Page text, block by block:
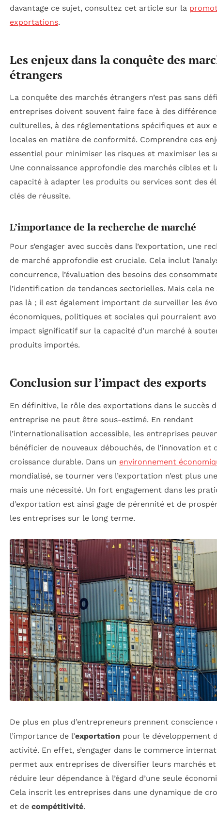
davantage ce sujet, consultez cet article sur la
exportations.
Les enjeux dans la conquête des
étrangers
La conquête des marchés étrangers n’est pas sans
entreprises doivent souvent faire face à des
culturelles, à des réglementations spécifiques et aux
locales en matière de conformité. Comprendre ces
essentiel pour minimiser les risques et maximiser les
Une connaissance approfondie des marchés cibles et
capacité à adapter les produits ou services sont des
clés de réussite.
L’importance de la recherche de marché
Pour s’engager avec succès dans l’exportation, une
de marché approfondie est cruciale. Cela inclut
concurrence, l’évaluation des besoins des
l’identification de tendances sectorielles. Mais cela ne
pas là ; il est également important de surveiller les
économiques, politiques et sociales qui pourraient
impact significatif sur la capacité d’un marché à
produits importés.
Conclusion sur l’impact des exports
En définitive, le rôle des exportations dans le succès
entreprise ne peut être sous-estimé. En rendant
l’internationalisation accessible, les entreprises
bénéficier de nouveaux débouchés, de l’innovation et
croissance durable. Dans un environnement
mondialisé, se tourner vers l’exportation n’est plus
mais une nécessité. Un fort engagement dans les
d’exportation est ainsi gage de pérennité et de
les entreprises sur le long terme.
De plus en plus d’entrepreneurs prennent conscience
l’importance de l’exportation pour le développement
activité. En effet, s’engager dans le commerce
permet aux entreprises de diversifier leurs marchés
réduire leur dépendance à l’égard d’une seule
Cela inscrit les entreprises dans une dynamique de
et de compétitivité.